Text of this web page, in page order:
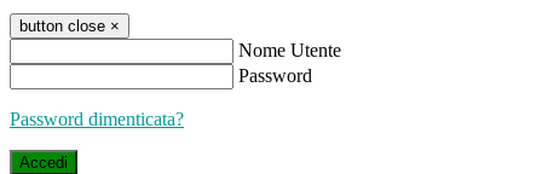
button close ×
Nome Utente
Password
Password dimenticata?